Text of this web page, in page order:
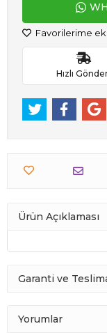
Favorilerime
Hızlı
Ürün Açıklaması
Garanti ve
Yorumlar